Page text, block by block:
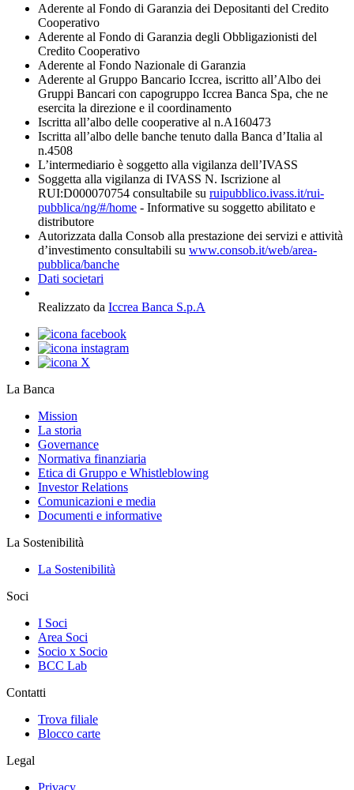
Aderente al Fondo di Garanzia dei Depositanti del Credito
Cooperativo
Aderente al Fondo di Garanzia degli Obbligazionisti del
Credito Cooperativo
Aderente al Fondo Nazionale di Garanzia
Aderente al Gruppo Bancario Iccrea, iscritto all’Albo dei
Gruppi Bancari con capogruppo Iccrea Banca Spa, che ne
esercita la direzione e il coordinamento
Iscritta all’albo delle cooperative al n.A160473
Iscritta all’albo delle banche tenuto dalla Banca d’Italia al
n.4508
L’intermediario è soggetto alla vigilanza dell’IVASS
Soggetta alla vigilanza di IVASS N. Iscrizione al
RUI:D000070754 consultabile su ruipubblico.ivass.it/rui-
pubblica/ng/#/home - Informative su soggetto abilitato e
distributore
Autorizzata dalla Consob alla prestazione dei servizi e attività
d’investimento consultabili su www.consob.it/web/area-
pubblica/banche
Dati societari
Realizzato da Iccrea Banca S.p.A
La Banca
Mission
La storia
Governance
Normativa finanziaria
Etica di Gruppo e Whistleblowing
Investor Relations
Comunicazioni e media
Documenti e informative
La Sostenibilità
La Sostenibilità
Soci
I Soci
Area Soci
Socio x Socio
BCC Lab
Contatti
Trova filiale
Blocco carte
Legal
Privacy